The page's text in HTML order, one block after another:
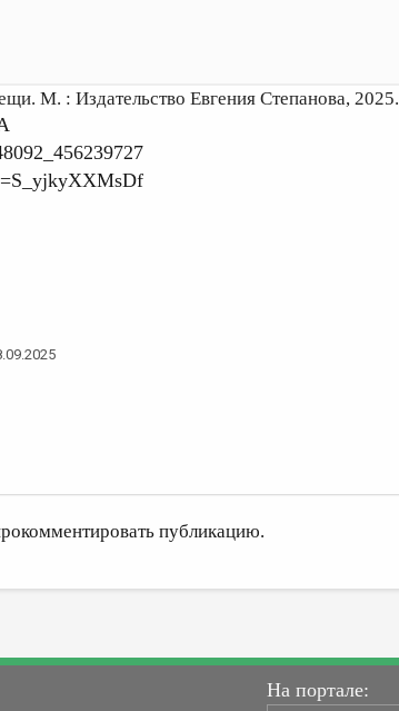
М. : Издательство Евгения Степанова, 2025.
публикацию.
На портале: